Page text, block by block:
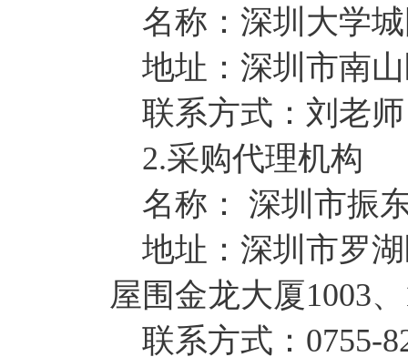
名称：深圳大学
地址：深圳市南山
联系方式：刘老师
2.采购代理机构
名称： 深圳市振
地址：深圳市罗湖
屋围金龙大厦1003
联系方式：0755-